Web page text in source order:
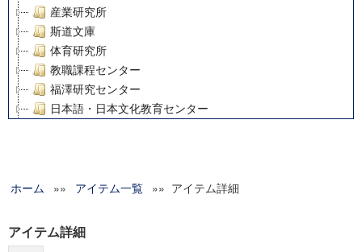
産業研究所
斯道文庫
体育研究所
教職課程センター
福澤研究センター
日本語・日本文化教育センター
グローバルリサーチインスティテュート
科学研究費補助金研究成果報告書
ホーム »» アイテム一覧 »» アイテム詳細
アイテム詳細